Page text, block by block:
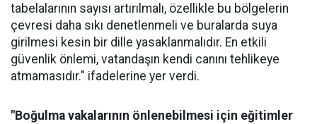
tabelalarının sayısı artırılmalı, özellikle bu bölgelerin
çevresi daha sıkı denetlenmeli ve buralarda suya
girilmesi kesin bir dille yasaklanmalıdır. En etkili
güvenlik önlemi, vatandaşın kendi canını tehlikeye
atmamasıdır." ifadelerine yer verdi.
"Boğulma vakalarının önlenebilmesi için eğitimler